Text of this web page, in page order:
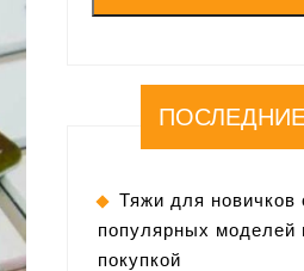
Тяжи для новичков
популярных моделей
покупкой